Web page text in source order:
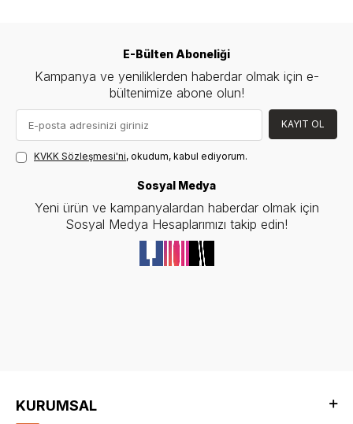
E-Bülten Aboneliği
Kampanya ve yeniliklerden haberdar olmak için e-
bültenimize abone olun!
KAYIT OL
KVKK Sözleşmesi'ni, okudum, kabul ediyorum.
Sosyal Medya
Yeni ürün ve kampanyalardan haberdar olmak için
Sosyal Medya Hesaplarımızı takip edin!
KURUMSAL